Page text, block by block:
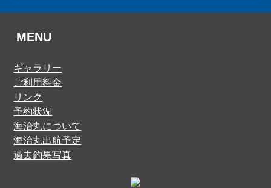
MENU
ギャラリー
ご利用料金
リンク
予約状況
海治丸について
海治丸出航予定
過去釣果写真